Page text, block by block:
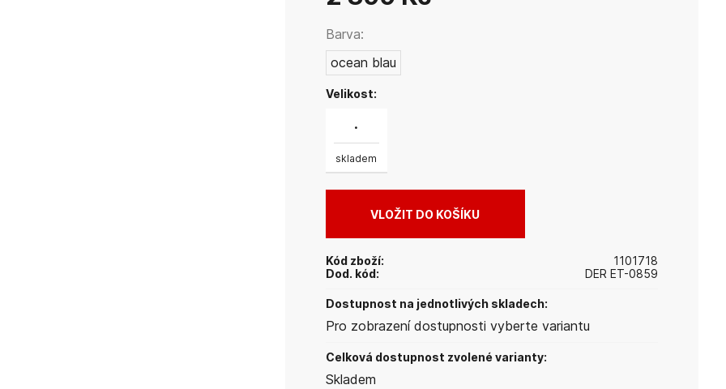
Barva:
ocean blau
Velikost:
.
skladem
Kód zboží:
1101718
Dod. kód:
DER ET-0859
Dostupnost na jednotlivých skladech:
Pro zobrazení dostupnosti vyberte variantu
Celková dostupnost zvolené varianty:
Skladem